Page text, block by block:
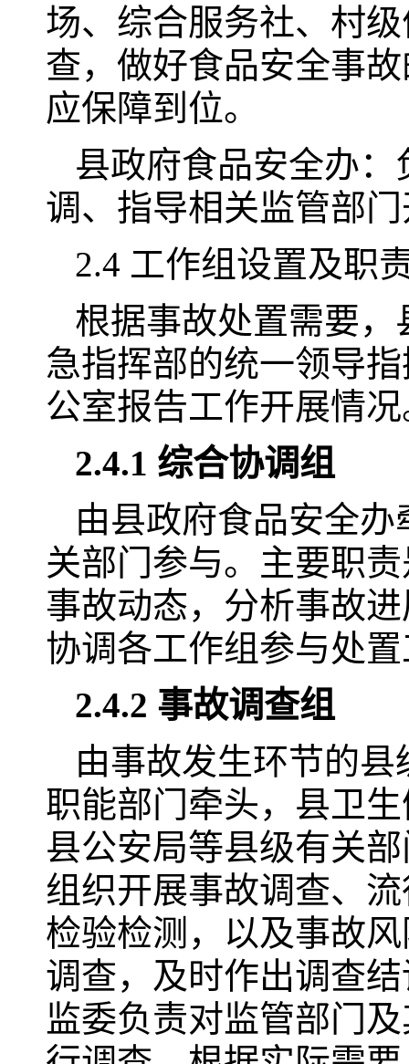
场、综合服务社、村
查，做好食品安全事
应保障到位。
县政府食品安全办
调、指导相关监管部
2.4 工作组设置及职
根据事故处置需要
急指挥部的统一领导
公室报告工作开展情
2.4.1 综合协调组
由县政府食品安全
关部门参与。主要职
事故动态，分析事故
协调各工作组参与处
2.4.2 事故调查组
由事故发生环节的
职能部门牵头，县卫
县公安局等县级有关
组织开展事故调查、
检验检测，以及事故
调查，及时作出调查
监委负责对监管部门